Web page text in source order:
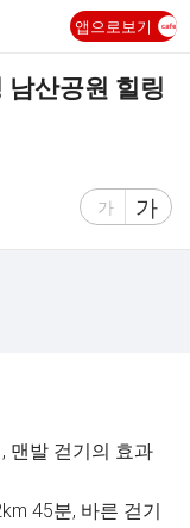
앱으로보기
산공원 힐링
글
가
글
자
가
맨발 걷기의 효과
45분, 바른 걷기